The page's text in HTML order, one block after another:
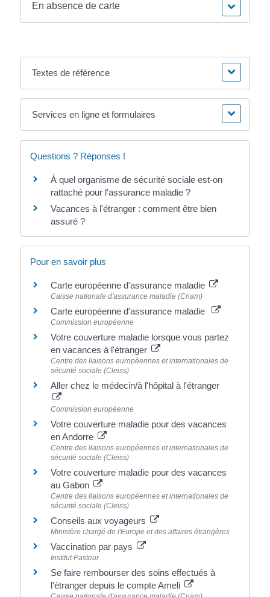
En absence de carte
Textes de référence
Services en ligne et formulaires
Questions ? Réponses !
À quel organisme de sécurité sociale est-on
rattaché pour l'assurance maladie ?
Vacances à l'étranger : comment être bien
assuré ?
Pour en savoir plus
Carte européenne d'assurance maladie
Caisse nationale d'assurance maladie (Cnam)
Carte européenne d'assurance maladie
Commission européenne
Votre couverture maladie lorsque vous partez
en vacances à l'étranger
Centre des liaisons européennes et internationales de
sécurité sociale (Cleiss)
Aller chez le médecin/à l'hôpital à l'étranger
Commission européenne
Votre couverture maladie pour des vacances
en Andorre
Centre des liaisons européennes et internationales de
sécurité sociale (Cleiss)
Votre couverture maladie pour des vacances
au Gabon
Centre des liaisons européennes et internationales de
sécurité sociale (Cleiss)
Conseils aux voyageurs
Ministère chargé de l'Europe et des affaires étrangères
Vaccination par pays
Institut Pasteur
Se faire rembourser des soins effectués à
l'étranger depuis le compte Ameli